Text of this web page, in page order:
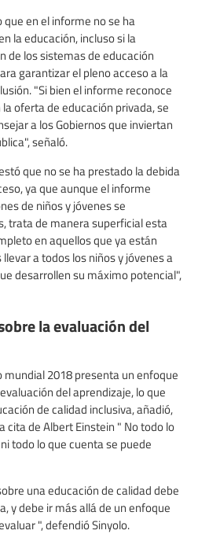
en el informe no se ha
la educación, incluso si la
de los sistemas de educación
garantizar el pleno acceso a la
"Si bien el informe reconoce
oferta de educación privada, se
a los Gobiernos que inviertan
señaló.
que no se ha prestado la debida
ya que aunque el informe
de niños y jóvenes se
trata de manera superficial esta
en aquellos que ya están
a todos los niños y jóvenes a
desarrollen su máximo potencial",
la evaluación del
mundial 2018 presenta un enfoque
del aprendizaje, lo que
de calidad inclusiva, añadió,
cita de Albert Einstein " No todo lo
todo lo que cuenta se puede
una educación de calidad debe
y debe ir más allá de un enfoque
", defendió Sinyolo.